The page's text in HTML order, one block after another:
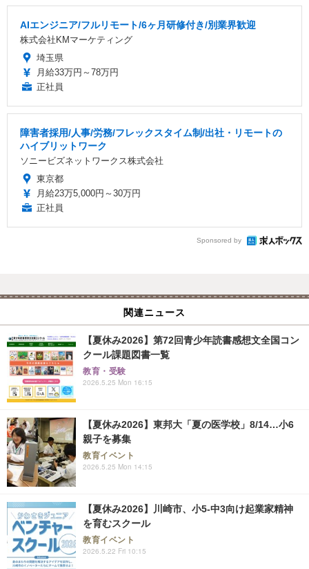
AIエンジニア/フルリモート/6ヶ月研修付き/別業界歓迎
株式会社KMマーケティング
埼玉県
月給33万円～78万円
正社員
障害者採用/人事/労務/フレックスタイム制/出社・リモートの
ハイブリットワーク
ソニービズネットワークス株式会社
東京都
月給23万5,000円～30万円
正社員
Sponsored by
関連ニュース
【夏休み2026】第72回青少年読書感想文全国コン
クール課題図書一覧
教育・受験
2026.5.25 Mon 16:15
【夏休み2026】東邦大「夏の医学校」8/14…小6
親子を募集
教育イベント
2026.5.25 Mon 14:15
【夏休み2026】川崎市、小5-中3向け起業家精神
を育むスクール
教育イベント
2026.5.22 Fri 10:15